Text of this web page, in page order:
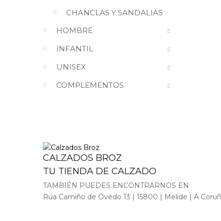
CHANCLAS Y SANDALIAS
HOMBRE
INFANTIL
UNISEX
COMPLEMENTOS
CALZADOS BROZ
TU TIENDA DE CALZADO
TAMBIÉN PUEDES ENCONTRARNOS EN
Rúa Camiño de Ovedo 13 | 15800 | Melide | A